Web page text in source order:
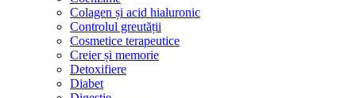
Colagen și acid hialuronic
Controlul greutății
Cosmetice terapeutice
Creier și memorie
Detoxifiere
Diabet